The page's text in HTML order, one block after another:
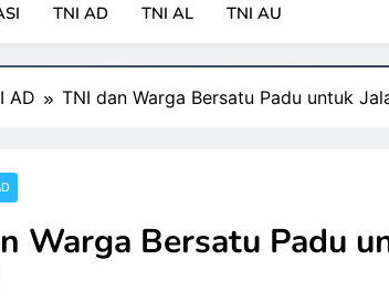
TNI AD TNI AL TNI AU
AD TNI dan Warga Bersatu Padu untuk
Warga Bersatu Padu